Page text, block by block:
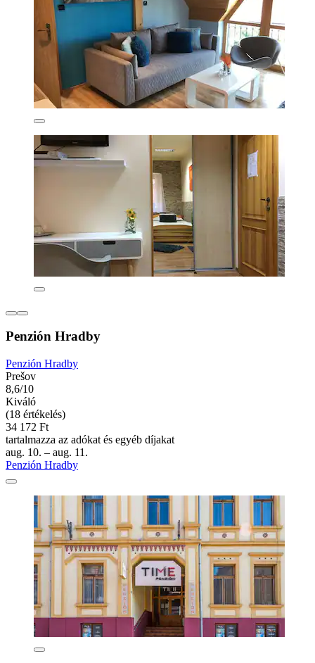
Penzión Hradby
Penzión Hradby
Prešov
8,6/10
Kiváló
(18 értékelés)
34 172 Ft
tartalmazza az adókat és egyéb díjakat
aug. 10. – aug. 11.
Penzión Hradby